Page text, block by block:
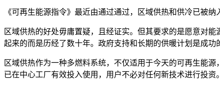
《可再生能源指令》最近由通过通过，区域供热和供冷已被
区域供热的好处毋庸置疑，且经证实。但其要求的是愿意对
起来的而是历经了数十年。政府支持和长期的供暖计划是成功
区域供热作为一种多燃料系统，不仅适用于今天的可再生能
已在中心工厂有效投入使用，用户不必对任何新技术进行投